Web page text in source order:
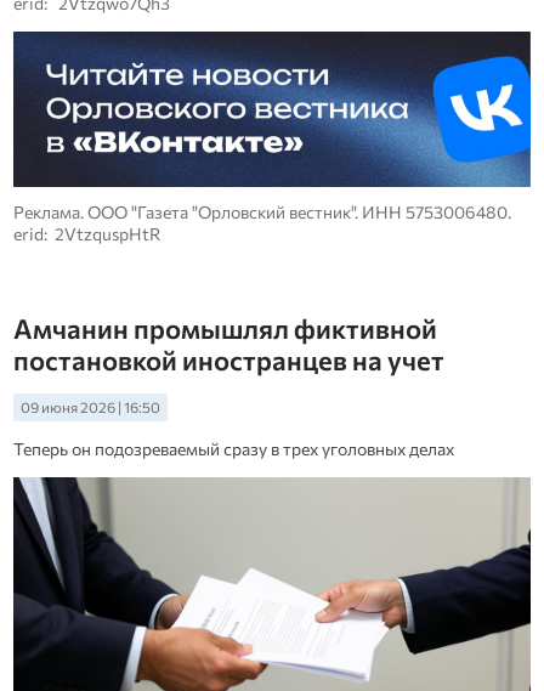
Реклама. ООО "Газета "Орловский вестник". ИНН 5753006480.
erid: 2VtzquspHtR
Амчанин промышлял фиктивной
постановкой иностранцев на учет
09 июня 2026 | 16:50
Теперь он подозреваемый сразу в трех уголовных делах